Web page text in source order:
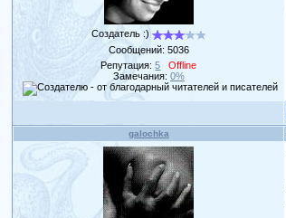
Создатель :)
Сообщений: 5036
Репутация:5
Offline
Замечания: 0%
galochka